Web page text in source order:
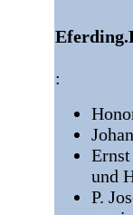
:
und
P.